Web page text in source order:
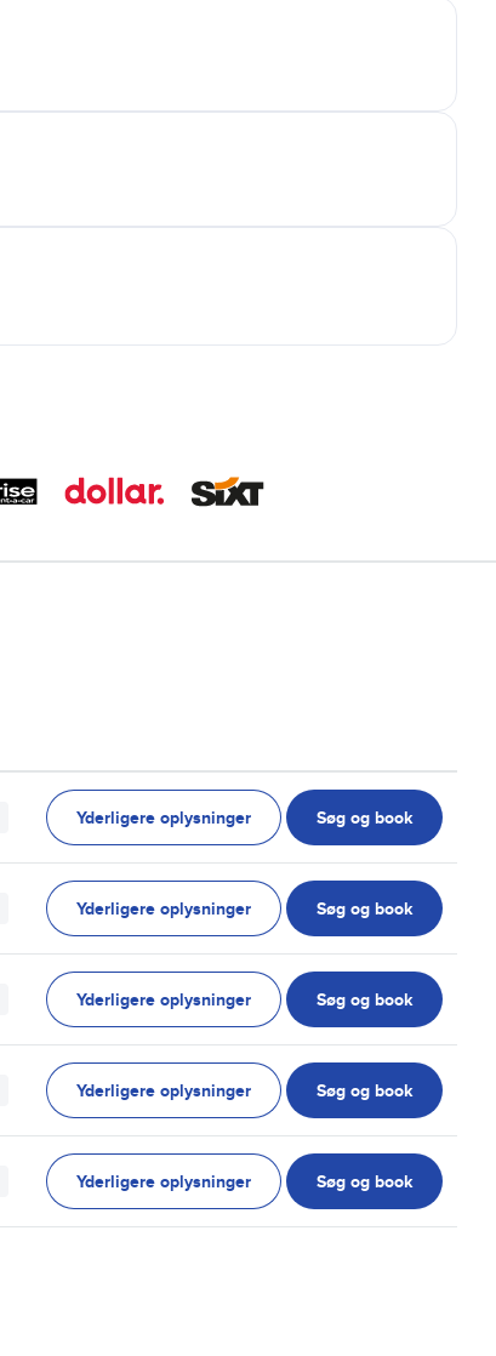
Yderligere oplysninger Søg og book
Yderligere oplysninger Søg og book
Yderligere oplysninger Søg og book
Yderligere oplysninger Søg og book
Yderligere oplysninger Søg og book